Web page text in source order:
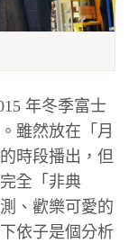
年冬季富士
雖然放在「月
時段播出，但
全「非典
、歡樂可愛的
依子是個分析